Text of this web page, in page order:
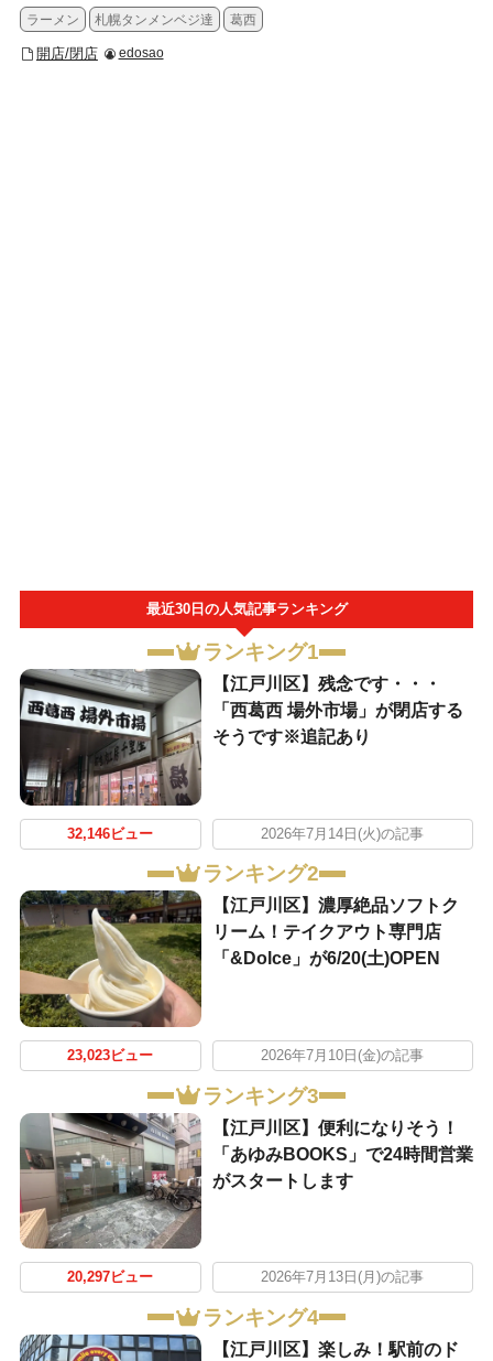
ラーメン
札幌タンメンベジ達 葛西
開店/閉店 edosao
最近30日の人気記事ランキング
ランキング1
【江戸川区】残念です・・・
「西葛西 場外市場」が閉店する
そうです※追記あり
32,146ビュー 2026年7月14日(火)の記事
ランキング2
【江戸川区】濃厚絶品ソフトク
リーム！テイクアウト専門店
「&Dolce」が6/20(土)OPEN
23,023ビュー 2026年7月10日(金)の記事
ランキング3
【江戸川区】便利になりそう！
「あゆみBOOKS」で24時間営業
がスタートします
20,297ビュー 2026年7月13日(月)の記事
ランキング4
【江戸川区】楽しみ！駅前のド